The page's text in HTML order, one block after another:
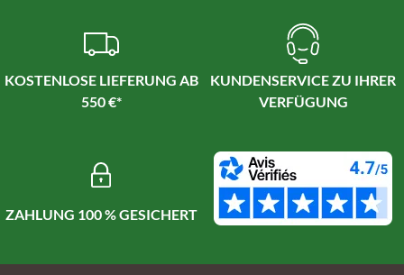
KOSTENLOSE LIEFERUNG AB
550 €*
KUNDENSERVICE ZU IHRER
VERFÜGUNG
ZAHLUNG 100 % GESICHERT